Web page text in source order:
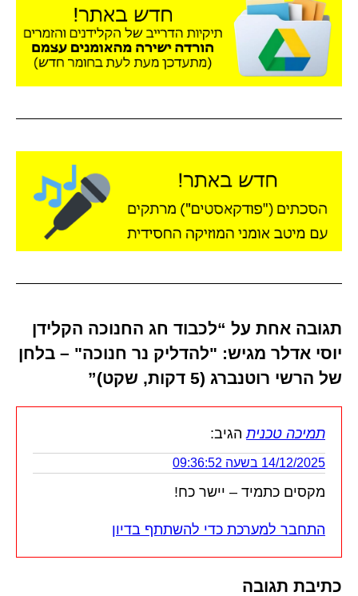
תגובה אחת על “לכבוד חג החנוכה הקלידן
יוסי אדלר מגיש: "להדליק נר חנוכה" – בלחן
של הרשי רוטנברג (5 דקות, שקט)”
תמיכה טכנית הגיב:
14/12/2025 בשעה 09:36:52
מקסים כתמיד – יישר כח!
התחבר למערכת כדי להשתתף בדיון
כתיבת תגובה